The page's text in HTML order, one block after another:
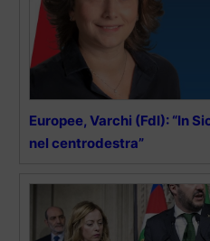
Europee, Varchi (FdI): “In
nel centrodestra”